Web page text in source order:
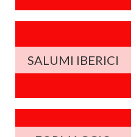
SALUMI IBERICI